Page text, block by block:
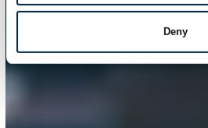
Deny